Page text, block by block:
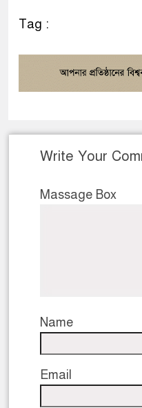
Tag :
Write Your
Massage Box
Name
Email